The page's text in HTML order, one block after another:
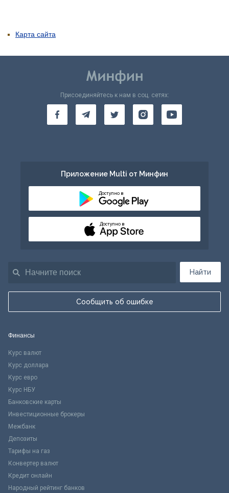
Карта сайта
Найти
Сообщить об ошибке
Присоединяйтесь к нам в соц. сетях:
Приложение Multi от Минфин
Доступно в
Доступно в
Финансы
Курс валют
Курс доллара
Курс евро
Курс НБУ
Банковские карты
Инвестиционные брокеры
Межбанк
Депозиты
Тарифы на газ
Конвертер валют
Кредит онлайн
Народный рейтинг банков